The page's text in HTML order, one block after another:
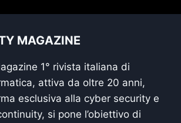
MAGAZINE
1° rivista italiana di
attiva da oltre 20 anni,
esclusiva alla cyber security e
si pone l’obiettivo di